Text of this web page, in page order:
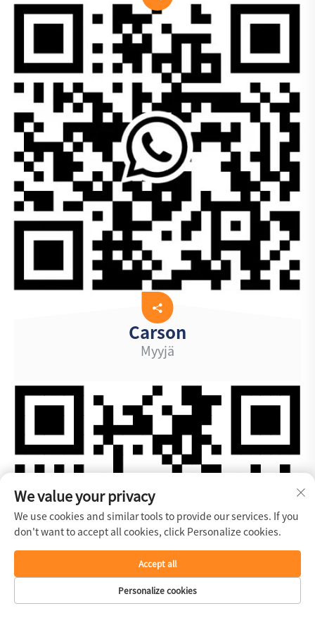
- Sophia.
Myyntipäällikkö
Carson
Myyjä
We value your privacy
We use cookies and similar tools to provide our services. If you
don't want to accept all cookies, click Personalize cookies.
Personalize cookies
Accept all